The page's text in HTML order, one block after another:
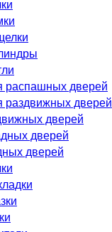
распашных дверей
раздвижных дверей
дверей
дверей
дверей